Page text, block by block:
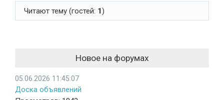
Читают тему (гостей: 1)
Новое на форумах
05.06.2026 11:45:07
Доска объявлений